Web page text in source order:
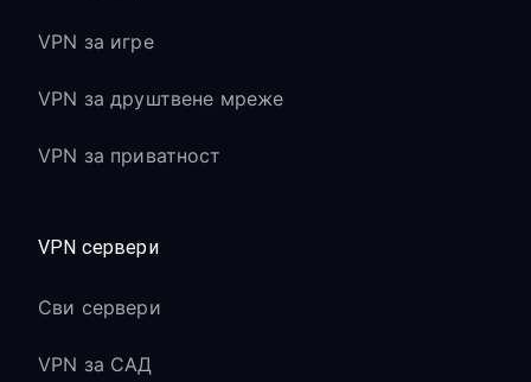
VPN за игре
VPN за друштвене мреже
VPN за приватност
VPN сервери
Сви сервери
VPN за САД